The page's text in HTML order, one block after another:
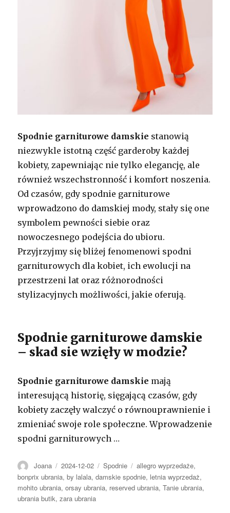
Spodnie garniturowe damskie stanowią
niezwykle istotną część garderoby każdej
kobiety, zapewniając nie tylko elegancję, ale
również wszechstronność i komfort noszenia.
Od czasów, gdy spodnie garniturowe
wprowadzono do damskiej mody, stały się one
symbolem pewności siebie oraz
nowoczesnego podejścia do ubioru.
Przyjrzyjmy się bliżej fenomenowi spodni
garniturowych dla kobiet, ich ewolucji na
przestrzeni lat oraz różnorodności
stylizacyjnych możliwości, jakie oferują.
Spodnie garniturowe damskie
– skad sie wzięły w modzie?
Spodnie garniturowe damskie mają
interesującą historię, sięgającą czasów, gdy
kobiety zaczęły walczyć o równouprawnienie i
zmieniać swoje role społeczne. Wprowadzenie
spodni garniturowych …
Autor
Joana Opublikowano
2024-12-02 Kategorie
Spodnie Tagi
allegro wyprzedaże,
bonprix ubrania,by lalala,damskie spodnie, letnia wyprzedaż,
mohito ubrania,orsay ubrania, reserved ubrania,Tanie ubrania,
ubrania butik,zara ubrania